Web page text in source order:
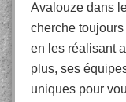
Avalouze dans
cherche
en les réalisant
plus, ses
uniques pour